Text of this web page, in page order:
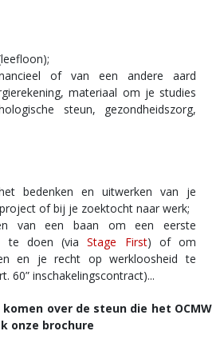
of van een andere aard
materiaal om je studies
steun, gezondheidszorg,
bedenken en uitwerken van je
of bij je zoektocht naar werk;
van een baan om een eerste
te doen (viaStage First) of om
en je recht op werkloosheid te
60” inschakelingscontract)...
over de steun die het OCMW
onze brochure